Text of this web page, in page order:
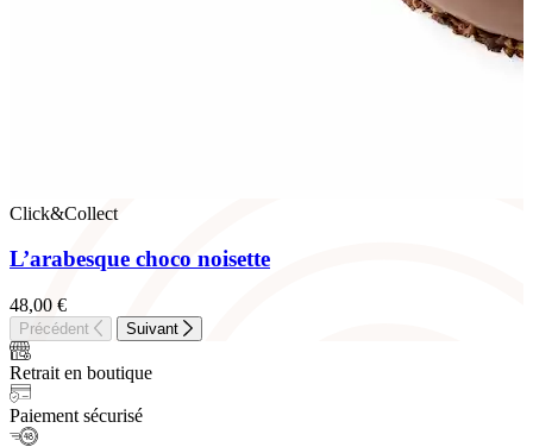
Click&Collect
L’arabesque choco noisette
48,00 €
Précédent Suivant
Retrait en boutique
Paiement sécurisé